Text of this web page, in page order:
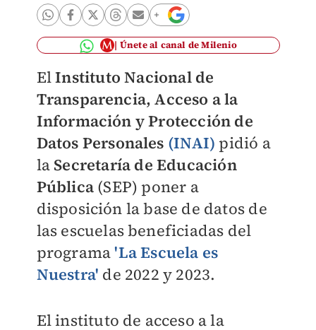
Únete al canal de Milenio
ElInstituto Nacional de
Transparencia, Acceso a la
Información y Protección de
Datos Personales (INAI) pidió a
la Secretaría de Educación
Pública(SEP) poner a
disposición la base de datos de
las escuelas beneficiadas del
programa'La Escuela es
Nuestra' de 2022 y 2023.
El instituto de acceso a la